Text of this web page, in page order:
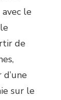
avec le
de
sur le